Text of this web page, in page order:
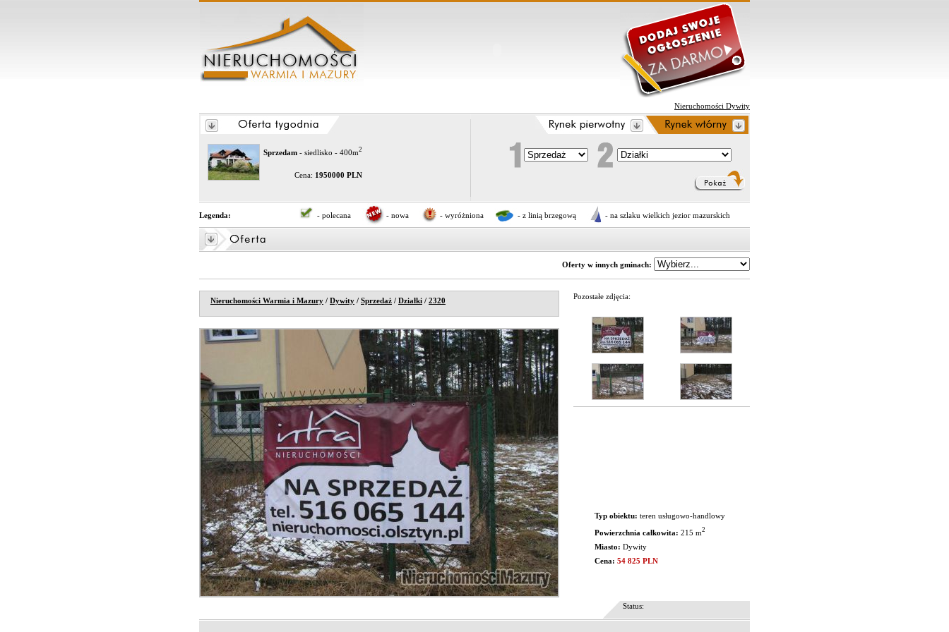
Nieruchomości Dywity
Sprzedam - siedlisko - 400m2
Cena: 1950000 PLN
Legenda: - polecana - nowa - wyróżniona - z linią brzegową - na szlaku wielkich jezior mazurskich
Oferty w innych gminach:
Nieruchomości Warmia i Mazury / Dywity / Sprzedaż / Działki / 2320 Pozostałe zdjęcia:
Typ obiektu: teren usługowo-handlowy
Powierzchnia całkowita: 215 m2
Miasto: Dywity
Cena: 54 825 PLN
Status: